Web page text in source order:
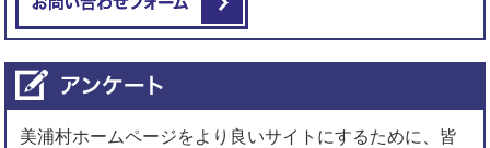
美浦村ホームページをより良いサイトにするために、皆